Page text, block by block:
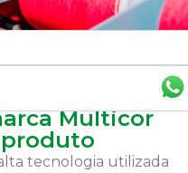
Multicor
produto
tecnologia utilizada